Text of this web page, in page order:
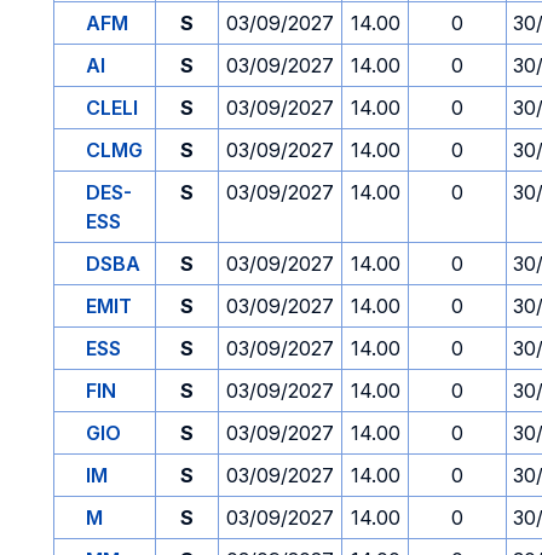
AFM S 03/09/2027 14.00 0
AI
S 03/09/2027 14.00 0
CLELI
S 03/09/2027 14.00 0
CLMG
S 03/09/2027 14.00 0
DES-
ESS
S 03/09/2027 14.00 0
DSBA S 03/09/2027 14.00 0
EMIT
S 03/09/2027 14.00 0
ESS
S 03/09/2027 14.00 0
FIN
S 03/09/2027 14.00 0
GIO
S 03/09/2027 14.00 0
IM
S 03/09/2027 14.00 0
M
S 03/09/2027 14.00 0